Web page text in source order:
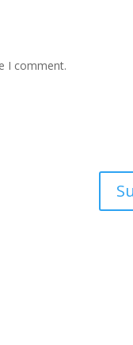
I comment.